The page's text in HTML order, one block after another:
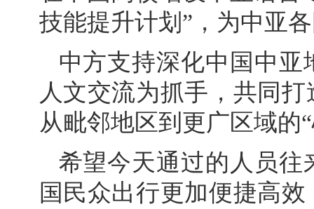
技能提升计划”，为中亚
中方支持深化中国中
人文交流为抓手，共同
从毗邻地区到更广区域的
希望今天通过的人员往
国民众出行更加便捷高